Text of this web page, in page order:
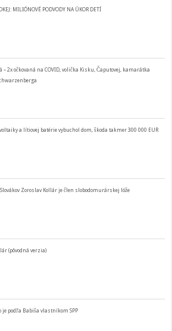
MILIÓNOVÉ PODVODY NA ÚKOR DETÍ
– 2x očkovaná na COVID, volička Kisku, Čaputovej, kamarátka
a lítiovej batérie vybuchol dom, škoda takmer 300 000 EUR
Zoroslav Kollár je člen slobodomurárskej lóže
(pôvodná verzia)
je podľa Babiša vlastníkom SPP